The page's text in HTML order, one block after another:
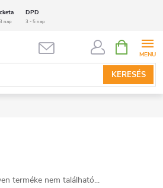
DPD
nap 3 - 5 nap
KERESÉS
KOSÁR
terméke nem található...